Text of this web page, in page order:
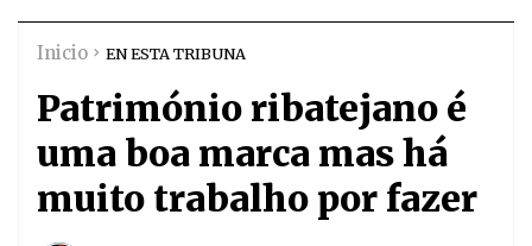
Inicio EN ESTA TRIBUNA
Património ribatejano é
uma boa marca mas há
muito trabalho por fazer